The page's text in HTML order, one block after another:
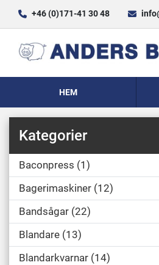
+46 (0)171-41 30 48
HEM
Kategorier
Baconpress 1
Bagerimaskiner 12
Bandsågar 22
Blandare 13
Blandarkvarnar 14